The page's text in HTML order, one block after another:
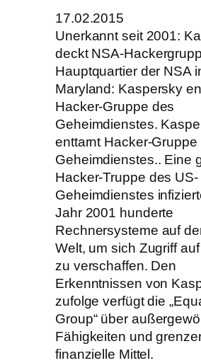
17.02.2015
Unerkannt seit 2001:
deckt NSA-
Hauptquartier der NSA
Maryland: Kaspersky
Hacker-Gruppe des
Geheimdienstes.
enttarnt Hacker-Gruppe
Geheimdienstes.. Eine
Hacker-Truppe des US-
Geheimdienstes
Jahr 2001 hunderte
Rechnersysteme auf
Welt, um sich Zugriff
zu verschaffen. Den
Erkenntnissen von
zufolge verfügt die
Group“ über
Fähigkeiten und
finanzielle Mittel.